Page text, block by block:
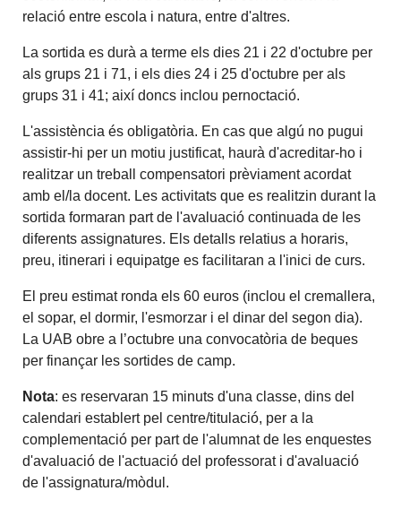
relació entre escola i natura, entre d'altres.
La sortida es durà a terme els dies 21 i 22 d'octubre per
als grups 21 i 71, i els dies 24 i 25 d'octubre per als
grups 31 i 41; així doncs inclou pernoctació.
L'assistència és obligatòria. En cas que algú no pugui
assistir-hi per un motiu justificat, haurà d'acreditar-ho i
realitzar un treball compensatori prèviament acordat
amb el/la docent. Les activitats que es realitzin durant la
sortida formaran part de l'avaluació continuada de les
diferents assignatures. Els detalls relatius a horaris,
preu, itinerari i equipatge es facilitaran a l'inici de curs.
El preu estimat ronda els 60 euros (inclou el cremallera,
el sopar, el dormir, l'esmorzar i el dinar del segon dia).
La UAB obre a l’octubre una convocatòria de beques
per finançar les sortides de camp.
Nota: es reservaran 15 minuts d'una classe, dins del
calendari establert pel centre/titulació, per a la
complementació per part de l'alumnat de les enquestes
d'avaluació de l'actuació del professorat i d'avaluació
de l'assignatura/mòdul.